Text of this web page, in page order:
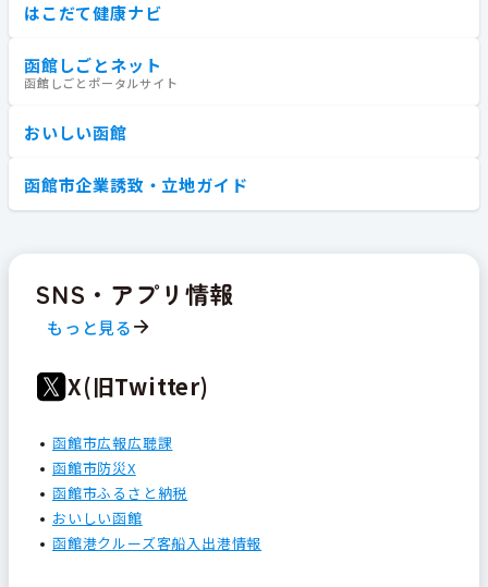
はこだて健康ナビ
函館しごとネット
函館しごとポータルサイト
おいしい函館
函館市企業誘致・立地ガイド
SNS・アプリ情報
もっと見る
X(旧Twitter)
函館市広報広聴課
函館市防災X
函館市ふるさと納税
おいしい函館
函館港クルーズ客船入出港情報